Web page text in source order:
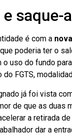
saque-
é com a
poderia ter o
uso do fundo
FGTS,
já foi vista
de que as
a retirada
dar a